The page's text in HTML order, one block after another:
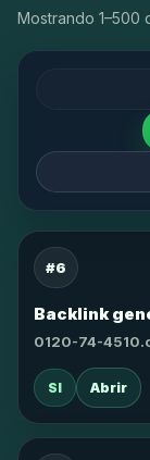
Mostrando 1–500
#6
Backlink
0120-74-
SI Abrir